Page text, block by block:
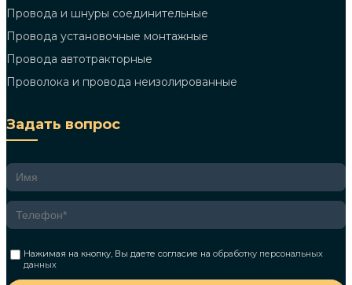
Провода и шнуры соединительные
Провода установочные монтажные
Провода автотракторные
Проволока и провода неизолированные
Задать вопрос
Нажимая на кнопку, Вы даете согласие наобработку персональных
данных